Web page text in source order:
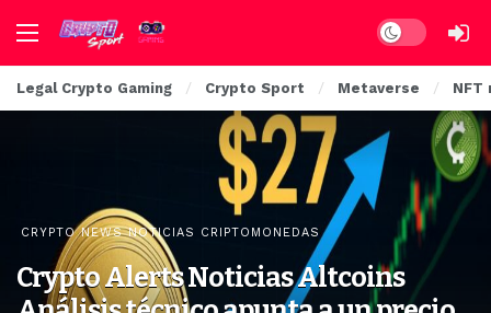
Dark mode
Legal Crypto Gaming Crypto Sport Metaverse NFT
CRYPTO NEWS NOTICIAS CRIPTOMONEDAS
Crypto Alerts Noticias Altcoins